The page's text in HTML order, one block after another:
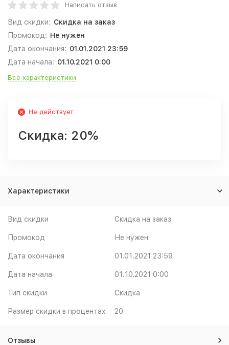
Написать отзыв
Вид скидки: Скидка на заказ
Промокод: Не нужен
Дата окончания: 01.01.2021 23:59
Дата начала: 01.10.2021 0:00
Все характеристики
Не действует
Скидка: 20%
Характеристики
Вид скидки Скидка на заказ
Промокод Не нужен
Дата окончания 01.01.2021 23:59
Дата начала 01.10.2021 0:00
Тип скидки Скидка
Размер скидки в процентах 20
Отзывы